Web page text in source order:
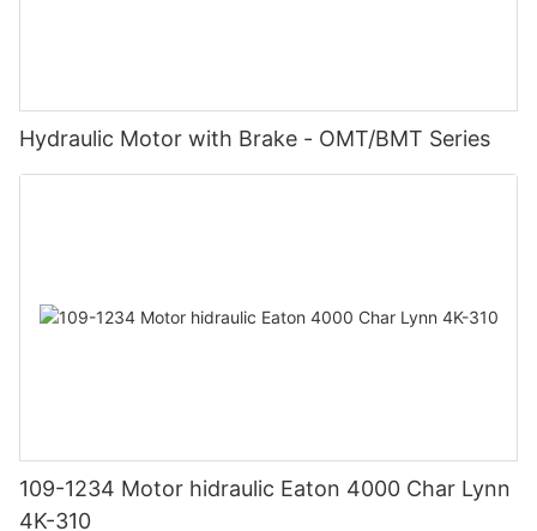
Hydraulic Motor with Brake - OMT/BMT Series
109-1234 Motor hidraulic Eaton 4000 Char Lynn
4K-310